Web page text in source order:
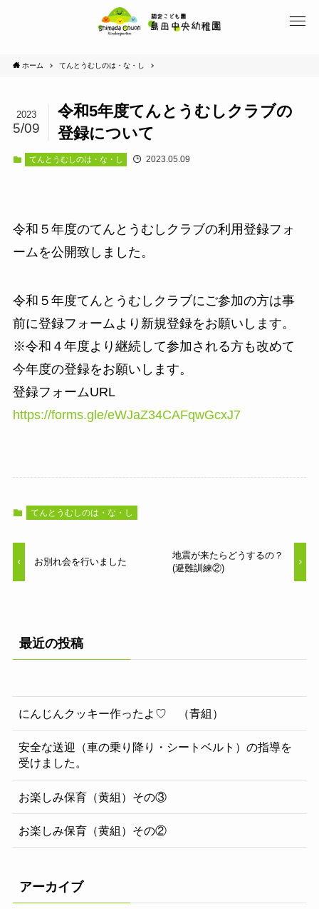
ホーム てんとうむしのは・な・し
令和5年度てんとうむしクラブの
登録について
2023
5/09
てんとうむしのは・な・し 2023.05.09
令和５年度のてんとうむしクラブの利用登録フォ
ームを公開致しました。
令和５年度てんとうむしクラブにご参加の方は事
前に登録フォームより新規登録をお願いします。
※令和４年度より継続して参加される方も改めて
今年度の登録をお願いします。
登録フォームURL
https://forms.gle/eWJaZ34CAFqwGcxJ7
てんとうむしのは・な・し
お別れ会を行いました
地震が来たらどうするの？
(避難訓練②)
最近の投稿
にんじんクッキー作ったよ♡ （青組）
安全な送迎（車の乗り降り・シートベルト）の指導を
受けました。
お楽しみ保育（黄組）その③
お楽しみ保育（黄組）その②
アーカイブ